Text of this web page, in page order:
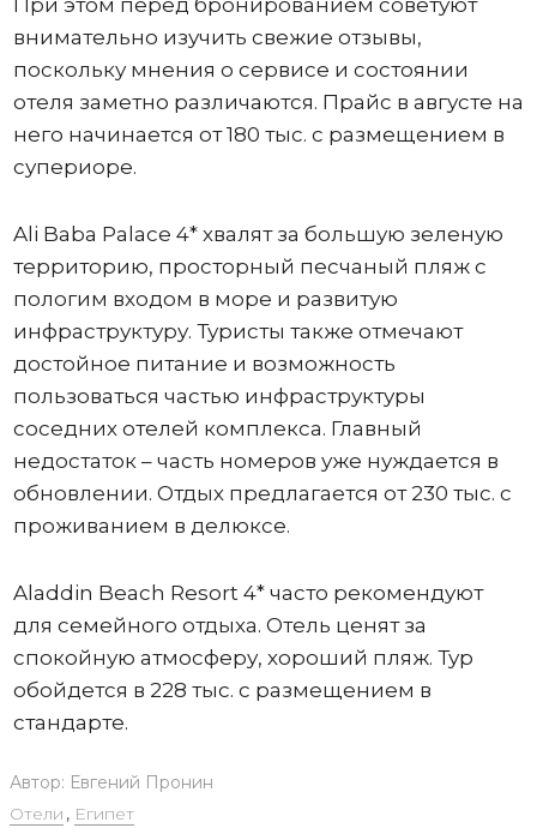
При этом перед бронированием советуют
внимательно изучить свежие отзывы,
поскольку мнения о сервисе и состоянии
отеля заметно различаются. Прайс в августе на
него начинается от 180 тыс. с размещением в
супериоре.
Ali Baba Palace 4* хвалят за большую зеленую
территорию, просторный песчаный пляж с
пологим входом в море и развитую
инфраструктуру. Туристы также отмечают
достойное питание и возможность
пользоваться частью инфраструктуры
соседних отелей комплекса. Главный
недостаток – часть номеров уже нуждается в
обновлении. Отдых предлагается от 230 тыс. с
проживанием в делюксе.
Aladdin Beach Resort 4* часто рекомендуют
для семейного отдыха. Отель ценят за
спокойную атмосферу, хороший пляж. Тур
обойдется в 228 тыс. с размещением в
стандарте.
Автор: Евгений Пронин
Отели , Египет